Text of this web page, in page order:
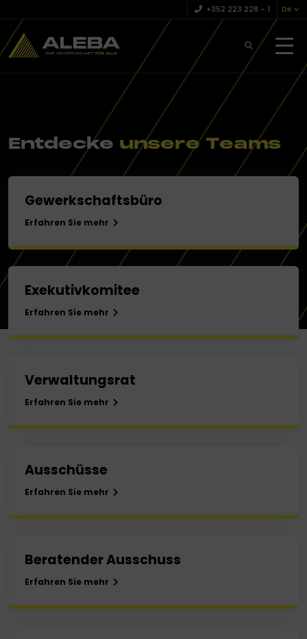
+352 223 228 – 1 De
Entdecke unsere Teams
Gewerkschaftsbüro
Erfahren Sie mehr
Exekutivkomitee
Erfahren Sie mehr
Verwaltungsrat
Erfahren Sie mehr
Ausschüsse
Erfahren Sie mehr
Beratender Ausschuss
Erfahren Sie mehr